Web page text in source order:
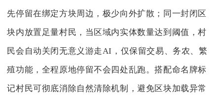
先停留在绑定方块周边，极少向外扩散；同一封闭区
块内放置足量村民，当区域内实体数量达到阈值，村
民会自动关闭无意义游走AI，仅保留交易、务农、繁
殖功能，全程原地停留不会四处乱跑。搭配命名牌标
记村民可彻底消除自然清除机制，避免区块加载异常